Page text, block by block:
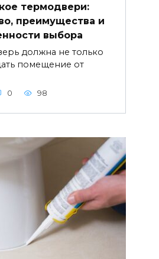
термодвери:
преимущества и
выбора
должна не только
помещение от
0 98